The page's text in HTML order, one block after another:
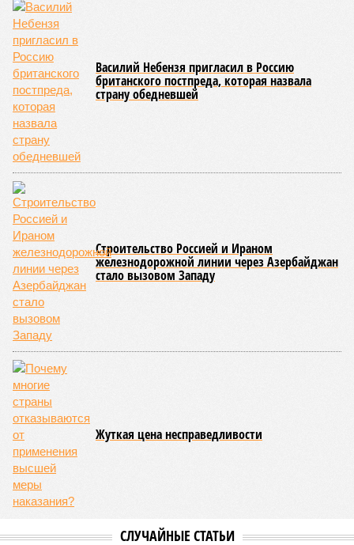
Василий Небензя пригласил в Россию
британского постпреда, которая назвала
страну обедневшей
Строительство Россией и Ираном
железнодорожной линии через Азербайджан
стало вызовом Западу
Жуткая цена несправедливости
СЛУЧАЙНЫЕ СТАТЬИ